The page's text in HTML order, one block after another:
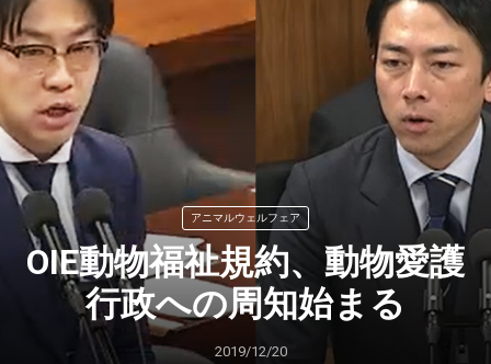
アニマルウェルフェア
OIE動物福祉規約、動物愛護
行政への周知始まる
2019/12/20